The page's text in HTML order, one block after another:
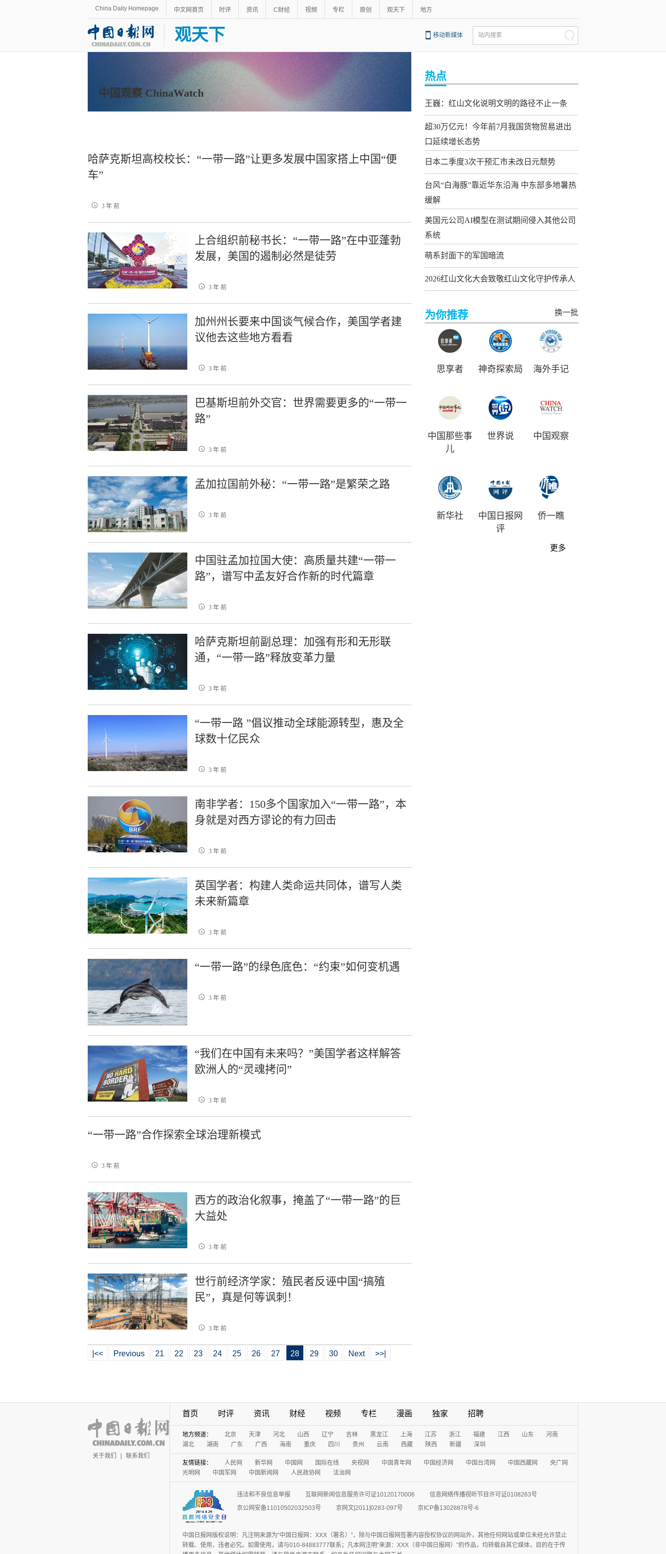
China Daily Homepage 中文网首页 时评 资讯 C财经 视频 专栏 原创 观天下 地方
观天下 移动新媒体 站内搜索
中国观察 ChinaWatch
哈萨克斯坦高校校长：“一带一路”让更多发展中国家搭上中国“便
车”
3 年 前
上合组织前秘书长：“一带一路”在中亚蓬勃
发展，美国的遏制必然是徒劳
3 年 前
加州州长要来中国谈气候合作，美国学者建
议他去这些地方看看
3 年 前
巴基斯坦前外交官：世界需要更多的“一带一
路”
3 年 前
孟加拉国前外秘：“一带一路”是繁荣之路
3 年 前
中国驻孟加拉国大使：高质量共建“一带一
路”，谱写中孟友好合作新的时代篇章
3 年 前
哈萨克斯坦前副总理：加强有形和无形联
通，“一带一路”释放变革力量
3 年 前
“一带一路 ”倡议推动全球能源转型，惠及全
球数十亿民众
3 年 前
南非学者：150多个国家加入“一带一路”，本
身就是对西方谬论的有力回击
3 年 前
英国学者：构建人类命运共同体，谱写人类
未来新篇章
3 年 前
“一带一路”的绿色底色：“约束”如何变机遇
3 年 前
“我们在中国有未来吗？”美国学者这样解答
欧洲人的“灵魂拷问”
3 年 前
“一带一路”合作探索全球治理新模式
3 年 前
西方的政治化叙事，掩盖了“一带一路”的巨
大益处
3 年 前
世行前经济学家：殖民者反诬中国“搞殖
民”，真是何等讽刺！
3 年 前
|<< Previous 21 22 23 24 25 26 27 28 29 30 Next >>|
热点
王巍：红山文化说明文明的路径不止一条
超30万亿元！今年前7月我国货物贸易进出
口延续增长态势
日本二季度3次干预汇市未改日元颓势
台风“白海豚”靠近华东沿海 中东部多地暑热
缓解
美国元公司AI模型在测试期间侵入其他公司
系统
萌系封面下的军国暗流
2026红山文化大会致敬红山文化守护传承人
为你推荐 换一批
思享者 神奇探索局 海外手记
中国那些事
儿
世界说 中国观察
新华社
中国日报网
评
侨一瞧
更多
关于我们 | 联系我们
首页 时评 资讯 财经 视频 专栏 漫画 独家 招聘
地方频道： 北京 天津 河北 山西 辽宁 吉林 黑龙江 上海 江苏 浙江 福建 江西 山东
河南
湖北
湖南 广东 广西 海南 重庆 四川 贵州 云南 西藏 陕西 新疆 深圳
友情链接： 人民网 新华网 中国网 国际在线 央视网 中国青年网 中国经济网 中国台湾网 中国西藏网
央广网
光明网
中国军网 中国新闻网 人民政协网 法治网
违法和不良信息举报 互联网新闻信息服务许可证10120170006
信息网络传播视听节目许可证0108263号
京公网安备11010502032503号
京网文[2011]0283-097号 京ICP备13028878号-6
中国日报网版权说明：凡注明来源为“中国日报网：XXX（署名）”，除与中国日报网签署内容授权协议的网站外，其他任何网站或单位未经允许禁止
转载、使用，违者必究。如需使用，请与010-84883777联系；凡本网注明“来源：XXX（非中国日报网）”的作品，均转载自其它媒体，目的在于传